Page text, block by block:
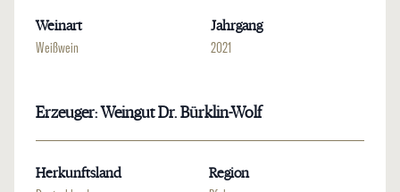
Weinart
Weißwein
Jahrgang
2021
Erzeuger: Weingut Dr. Bürklin-Wolf
Herkunftsland Region